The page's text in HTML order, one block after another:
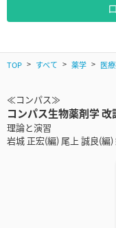
TOP すべて 薬学 医
≪コンパス≫
コンパス生物薬剤学 改
理論と演習
岩城 正宏(編) 尾上 誠良(編